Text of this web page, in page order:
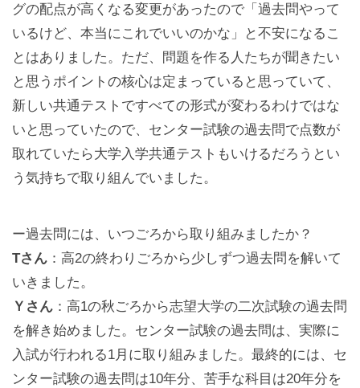
グの配点が高くなる変更があったので「過去問やって
いるけど、本当にこれでいいのかな」と不安になるこ
とはありました。ただ、問題を作る人たちが聞きたい
と思うポイントの核心は定まっていると思っていて、
新しい共通テストですべての形式が変わるわけではな
いと思っていたので、センター試験の過去問で点数が
取れていたら大学入学共通テストもいけるだろうとい
う気持ちで取り組んでいました。
ー過去問には、いつごろから取り組みましたか？
Tさん ：高2の終わりごろから少しずつ過去問を解いて
いきました。
Ｙさん ：高1の秋ごろから志望大学の二次試験の過去問
を解き始めました。センター試験の過去問は、実際に
入試が行われる1月に取り組みました。最終的には、セ
ンター試験の過去問は10年分、苦手な科目は20年分を